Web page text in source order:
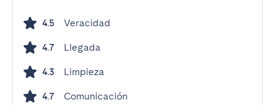
4.5 Veracidad
4.7 Llegada
4.3 Limpieza
4.7 Comunicación